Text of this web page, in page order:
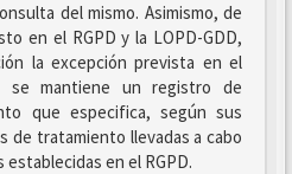
del mismo. Asimismo, de
en el RGPD y la LOPD-GDD,
la excepción prevista en el
se mantiene un registro de
que especifica, según sus
de tratamiento llevadas a cabo
en el RGPD.